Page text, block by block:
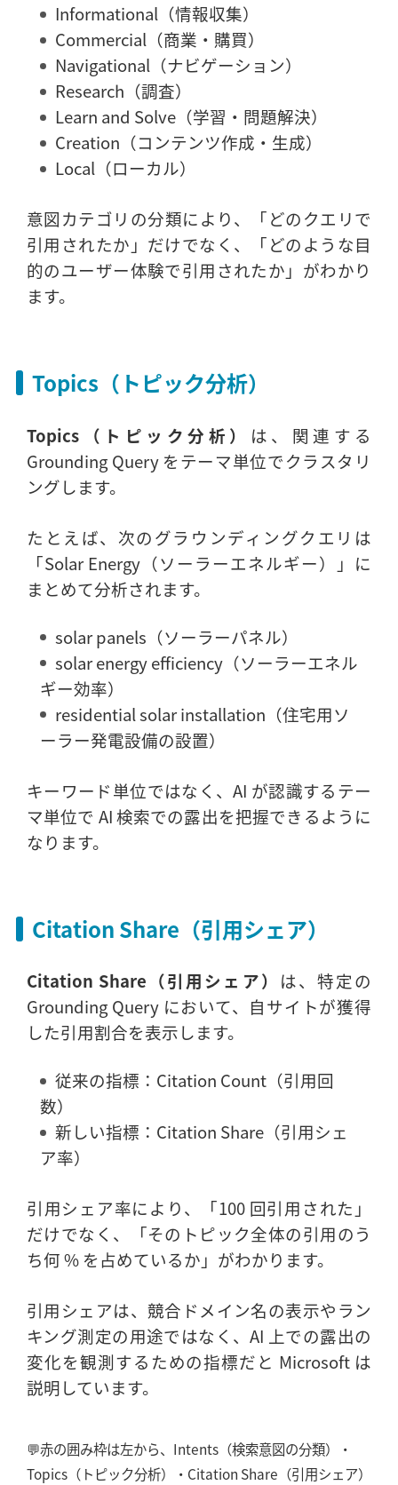
Informational（情報収集）
Commercial（商業・購買）
Navigational（ナビゲーション）
Research（調査）
Learn and Solve（学習・問題解決）
Creation（コンテンツ作成・生成）
Local（ローカル）
意図カテゴリの分類により、「どのクエリで
引用されたか」だけでなく、「どのような目
的のユーザー体験で引用されたか」がわかり
ます。
Topics（トピック分析）
Topics（トピック分析） は、関連する
Grounding Query をテーマ単位でクラスタリ
ングします。
たとえば、次のグラウンディングクエリは
「Solar Energy（ソーラーエネルギー）」に
まとめて分析されます。
solar panels（ソーラーパネル）
solar energy efficiency（ソーラーエネル
ギー効率）
residential solar installation（住宅用ソ
ーラー発電設備の設置）
キーワード単位ではなく、AI が認識するテー
マ単位で AI 検索での露出を把握できるように
なります。
Citation Share（引用シェア）
Citation Share（引用シェア） は、特定の
Grounding Query において、自サイトが獲得
した引用割合を表示します。
従来の指標：Citation Count（引用回
数）
新しい指標：Citation Share（引用シェ
ア率）
引用シェア率により、「100 回引用された」
だけでなく、「そのトピック全体の引用のう
ち何 % を占めているか」がわかります。
引用シェアは、競合ドメイン名の表示やラン
キング測定の用途ではなく、AI 上での露出の
変化を観測するための指標だと Microsoft は
説明しています。
💬赤の囲み枠は左から、Intents（検索意図の分類）・
Topics（トピック分析）・Citation Share（引用シェア）